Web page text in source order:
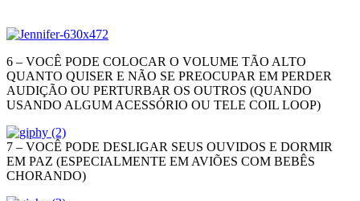
6 – VOCÊ PODE COLOCAR O VOLUME TÃO ALTO
QUANTO QUISER E NÃO SE PREOCUPAR EM PERDER
AUDIÇÃO OU PERTURBAR OS OUTROS (QUANDO
USANDO ALGUM ACESSÓRIO OU TELE COIL LOOP)
7 – VOCÊ PODE DESLIGAR SEUS OUVIDOS E DORMIR
EM PAZ (ESPECIALMENTE EM AVIÕES COM BEBÊS
CHORANDO)